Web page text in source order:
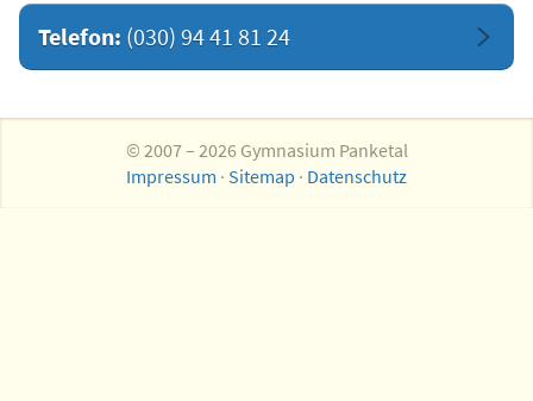
Telefon: (030) 94 41 81 24
© 2007 – 2026 Gymnasium Panketal
Impressum · Sitemap · Datenschutz